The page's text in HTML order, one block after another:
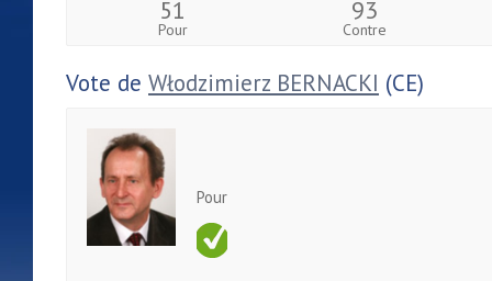
51
Pour
93
Contre
Vote de Włodzimierz BERNACKI (CE)
Pour